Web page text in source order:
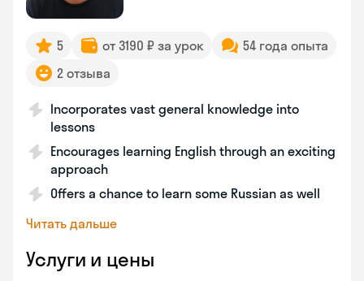
5 от 3190 ₽ за урок
54 года опыта
2 отзыва
Incorporates vast general knowledge into
lessons
Encourages learning English through an exciting
approach
Offers a chance to learn some Russian as well
Читать дальше
Услуги и цены